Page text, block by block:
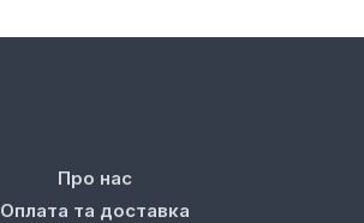
Про нас
Оплата та доставка